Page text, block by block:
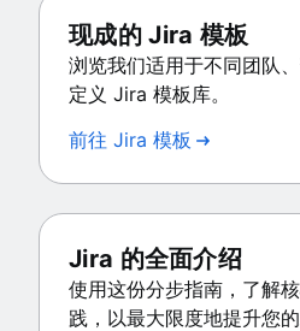
现成的 Jira 模板
浏览我们适用于不同团队
定义 Jira 模板库。
前往 Jira 模板
Jira 的全面介绍
使用这份分步指南，了解
践，以最大限度地提升您的